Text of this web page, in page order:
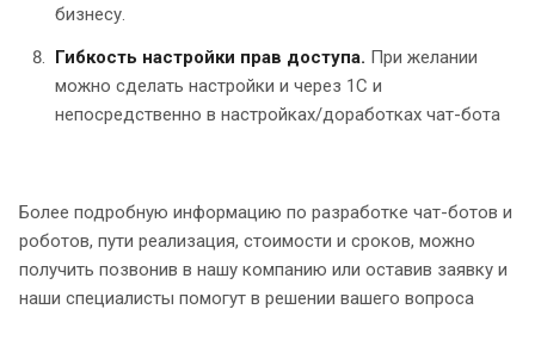
бизнесу.
Гибкость настройки прав доступа. При желании
можно сделать настройки и через 1С и
непосредственно в настройках/доработках чат-бота
Более подробную информацию по разработке чат-ботов и
роботов, пути реализация, стоимости и сроков, можно
получить позвонив в нашу компанию или оставив заявку и
наши специалисты помогут в решении вашего вопроса